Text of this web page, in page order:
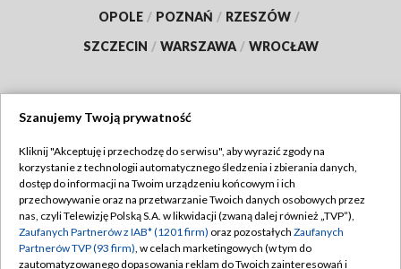
OPOLE / POZNAŃ / RZESZÓW /
SZCZECIN / WARSZAWA / WROCŁAW
TVP
Abonament TVP
Emisja w TVP
Centrum informacji TVP
Regulamin TVP
Polityka prywatności
Moje zgody
Szanujemy Twoją prywatność
Kliknij "Akceptuję i przechodzę do serwisu", aby wyrazić zgody na
korzystanie z technologii automatycznego śledzenia i zbierania danych,
dostęp do informacji na Twoim urządzeniu końcowym i ich
przechowywanie oraz na przetwarzanie Twoich danych osobowych przez
nas, czyli Telewizję Polską S.A. w likwidacji (zwaną dalej również „TVP”),
Zaufanych Partnerów z IAB* (1201 firm) oraz pozostałych Zaufanych
Partnerów TVP (93 firm), w celach marketingowych (w tym do
zautomatyzowanego dopasowania reklam do Twoich zainteresowań i